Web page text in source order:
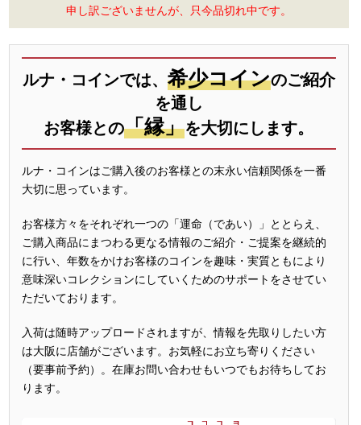
申し訳ございませんが、只今品切れ中です。
ルナ・コインでは、 希少コインのご紹介
を通し
お客様との「縁」を大切にします。
ルナ・コインはご購入後のお客様との末永い信頼関係を一番
大切に思っています。
お客様方々をそれぞれ一つの「運命（であい）」ととらえ、
ご購入商品にまつわる更なる情報のご紹介・ご提案を継続的
に行い、年数をかけお客様のコインを趣味・実質ともにより
意味深いコレクションにしていくためのサポートをさせてい
ただいております。
入荷は随時アップロードされますが、情報を先取りしたい方
は大阪に店舗がございます。お気軽にお立ち寄りください
（要事前予約）。在庫お問い合わせもいつでもお待ちしてお
ります。